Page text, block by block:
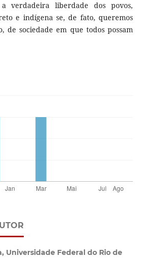
verdadeira liberdade dos povos,
e indígena se, de fato, queremos
de sociedade em que todos possam
Universidade Federal do Rio de